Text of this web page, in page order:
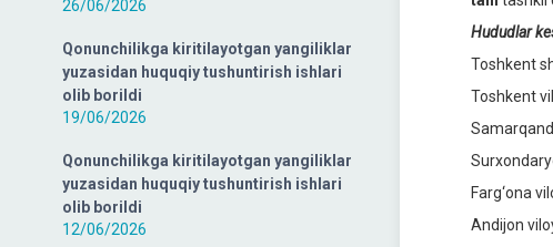
26/06/2026
Qonunchilikga kiritilayotgan yangiliklar
yuzasidan huquqiy tushuntirish ishlari
olib borildi
19/06/2026
Qonunchilikga kiritilayotgan yangiliklar
yuzasidan huquqiy tushuntirish ishlari
olib borildi
12/06/2026
Hududlar
Toshkent
Toshkent
Farg‘ona
Andijon